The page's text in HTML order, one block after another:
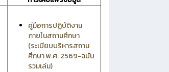
คู่มือการปฏิบัติงาน
ภายในสถานศึกษา
(ระเบียบบริหารสถาน
ศึกษา พ.ศ. 2569-ฉบับ
รวมเล่ม)